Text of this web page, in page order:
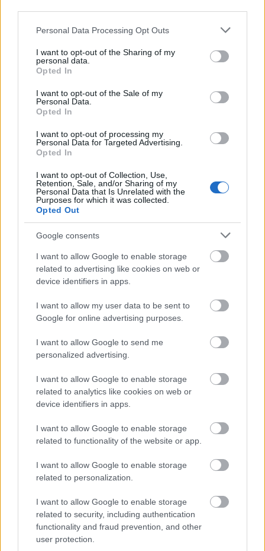
Please note that this website/app uses one or more Google
not limited to your visit or usage behaviour. You may click to
grant or deny consent to Google and its third-party tags to
use your data for below specified purposes in below Google
consent section.
Personal Data Processing Opt Outs
I want to opt-out of the Sharing of my
personal data.
Opted In
I want to opt-out of the Sale of my
Personal Data.
Opted In
I want to opt-out of processing my
Personal Data for Targeted Advertising.
Opted In
I want to opt-out of Collection, Use,
Retention, Sale, and/or Sharing of my
Personal Data that Is Unrelated with the
Purposes for which it was collected.
Opted Out
Google consents
I want to allow Google to enable storage
related to advertising like cookies on web or
device identifiers in apps.
I want to allow my user data to be sent to
Google for online advertising purposes.
I want to allow Google to send me
personalized advertising.
I want to allow Google to enable storage
related to analytics like cookies on web or
device identifiers in apps.
I want to allow Google to enable storage
related to functionality of the website or app.
I want to allow Google to enable storage
related to personalization.
I want to allow Google to enable storage
related to security, including authentication
functionality and fraud prevention, and other
user protection.
Η επιλογή του χώρου δεν είναι τυχαία, αφού ο
μπασκετικός «ναός» της Σερβίας έχει γεννήσει ή
σέρβικου μπάσκετ και του ίδιου του
Ίβκοβιτς.
Σεπτεμβρίου του 2021, ενώ το όνομά του βρίσκεται
ανάμεσα σε αυτά των υποψήφιων για την ένταξή
τους στο Hall of Fame